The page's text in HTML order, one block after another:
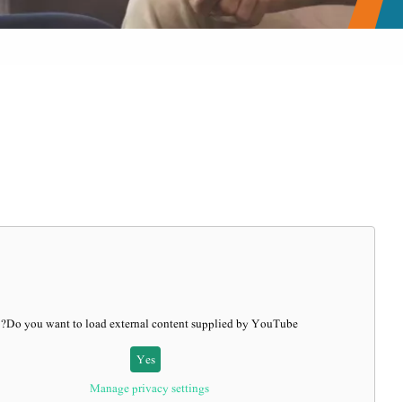
Do you want to load external content supplied byYouTube
?
Yes
Manage privacy settings